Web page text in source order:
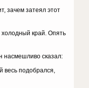
зачем затеял этот
край. Опять
насмешливо сказал:
весь подобрался,